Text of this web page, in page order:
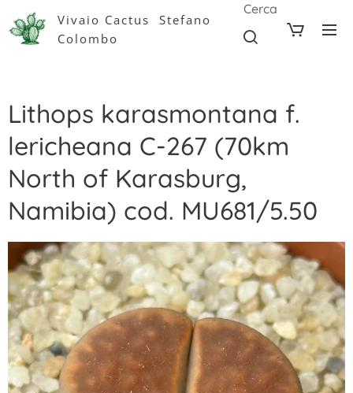
Vivaio Cactus Stefano
Colombo
Cerca
Lithops karasmontana f.
lericheana C-267 (70km
North of Karasburg,
Namibia) cod. MU681/5.50